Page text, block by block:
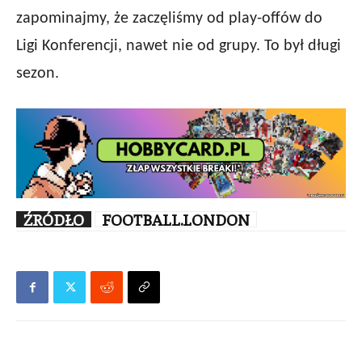
zapominajmy, że zaczęliśmy od play-offów do
Ligi Konferencji, nawet nie od grupy. To był długi
sezon.
ŹRÓDŁO FOOTBALL.LONDON